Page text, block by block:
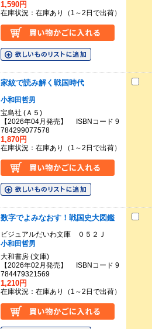
1,590円
在庫状況：在庫あり（1～2日で出荷）
家紋で読み解く戦国時代
小和田哲男
宝島社 (Ａ５)
【2026年04月発売】 ISBNコード 9
784299077578
1,870円
在庫状況：在庫あり（1～2日で出荷）
数字でよみなおす！戦国史大図鑑
ビジュアルだいわ文庫 ０５２Ｊ
小和田哲男
大和書房 (文庫)
【2026年02月発売】 ISBNコード 9
784479321569
1,210円
在庫状況：在庫あり（1～2日で出荷）